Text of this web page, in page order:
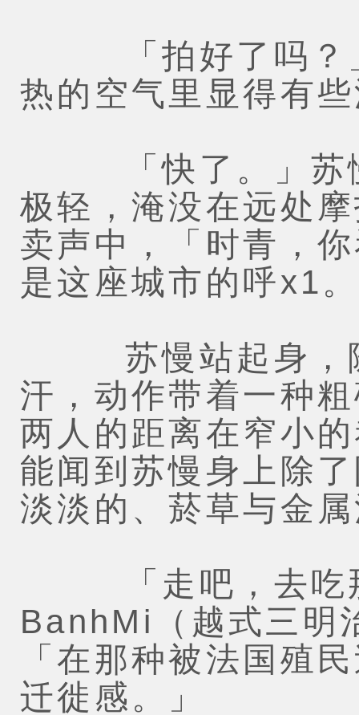
「拍好了吗？」
热的空气里显得有
「快了。」苏慢
极轻，淹没在远处
卖声中，「时青，
是这座城市的呼x1
苏慢站起身，随
汗，动作带着一种
两人的距离在窄小
能闻到苏慢身上除
淡淡的、菸草与金
「走吧，去吃那
BanhMi（越式三明
「在那种被法国殖
迁徙感。」